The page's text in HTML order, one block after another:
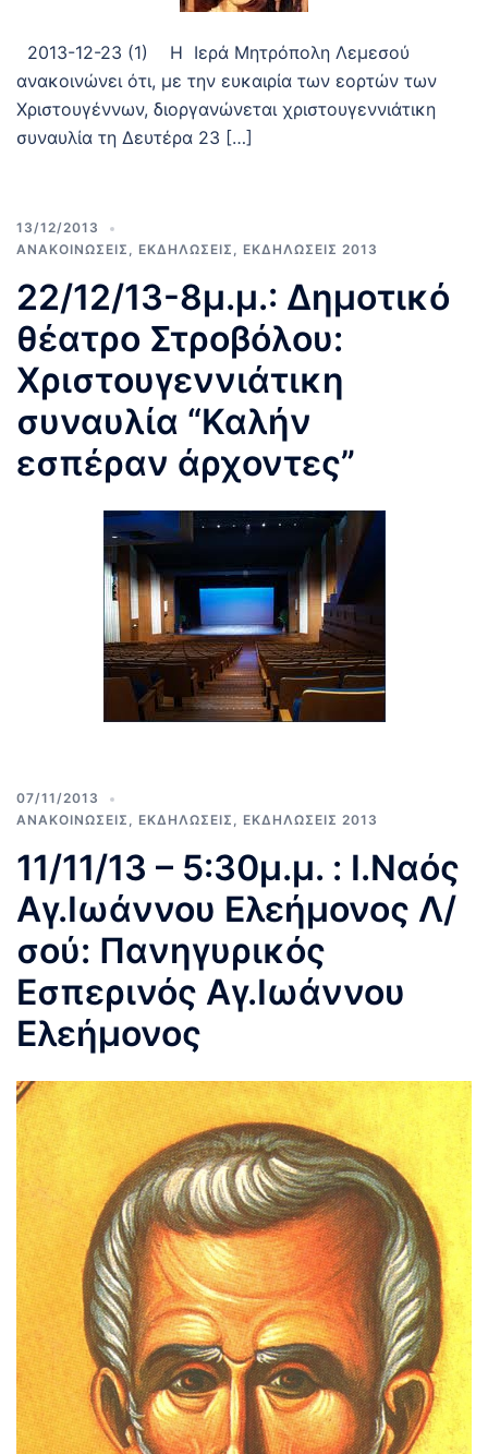
2013-12-23 (1) Η Ιερά Μητρόπολη Λεμεσού
ανακοινώνει ότι, με την ευκαιρία των εορτών των
Χριστουγέννων, διοργανώνεται χριστουγεννιάτικη
συναυλία τη Δευτέρα 23 […]
13/12/2013
ΑΝΑΚΟΙΝΩΣΕΙΣ
ΕΚΔΗΛΩΣΕΙΣ ΕΚΔΗΛΩΣΕΙΣ 2013
22/12/13-8μ.μ.: Δημοτικό
θέατρο Στροβόλου:
Χριστουγεννιάτικη
συναυλία “Καλήν
εσπέραν άρχοντες”
07/11/2013
ΑΝΑΚΟΙΝΩΣΕΙΣ
ΕΚΔΗΛΩΣΕΙΣ ΕΚΔΗΛΩΣΕΙΣ 2013
11/11/13 – 5:30μ.μ. : Ι.Ναός
Αγ.Ιωάννου Ελεήμονος Λ/
σού: Πανηγυρικός
Εσπερινός Αγ.Ιωάννου
Ελεήμονος